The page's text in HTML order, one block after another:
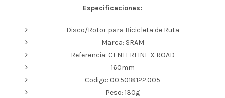
Especificaciones:
Disco/Rotor para Bicicleta de Ruta
Marca: SRAM
Referencia: CENTERLINE X ROAD
160mm
Codigo: 00.5018.122.005
Peso: 130g